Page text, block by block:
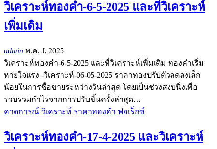
วิเคราะห์ทองคำ-6-5-2025 และที่วิเคราะห์
เพิ่มเติม
admin พ.ค. J, 2025
วิเคราะห์ทองคำ-6-5-2025 และที่วิเคราะห์เพิ่มเติม ทองคำเริ่ม
หายใจแรง -วิเคราะห์-06-05-2025 ราคาทองปรับตัวลดลงเล็ก
น้อยในการซื้อขายระหว่างวันล่าสุด โดยเป็นช่วงสงบนิ่งเพื่อ
รวบรวมกำไรจากการปรับขึ้นครั้งล่าสุด…
คาดการณ์ วิเคราะห์ ราคาทองคำ ฟอเร็กซ์
วิเคราะห์ทองคำ-17-4-2025 และวิเคราะห์